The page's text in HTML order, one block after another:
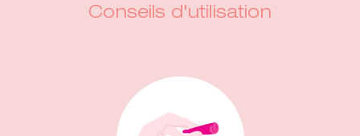
Conseils d'utilisation